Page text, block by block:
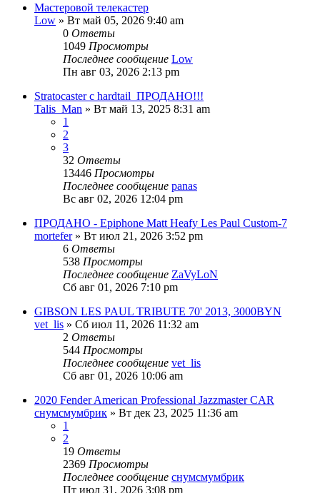
Мастеровой телекастер
Low » Вт май 05, 2026 9:40 am
0 Ответы
1049 Просмотры
Последнее сообщение Low
Пн авг 03, 2026 2:13 pm
Stratocaster с hardtail_ПРОДАНО!!!
Talis_Man » Вт май 13, 2025 8:31 am
1
2
3
32 Ответы
13446 Просмотры
Последнее сообщение panas
Вс авг 02, 2026 12:04 pm
ПРОДАНО - Epiphone Matt Heafy Les Paul Custom-7
mortefer» Вт июл 21, 2026 3:52 pm
6 Ответы
538 Просмотры
Последнее сообщение ZaVyLoN
Сб авг 01, 2026 7:10 pm
GIBSON LES PAUL TRIBUTE 70' 2013, 3000BYN
vet_lis » Сб июл 11, 2026 11:32 am
2 Ответы
544 Просмотры
Последнее сообщение vet_lis
Сб авг 01, 2026 10:06 am
2020 Fender American Professional Jazzmaster CAR
снумсмумбрик » Вт дек 23, 2025 11:36 am
1
2
19 Ответы
2369 Просмотры
Последнее сообщение снумсмумбрик
Пт июл 31, 2026 3:08 pm